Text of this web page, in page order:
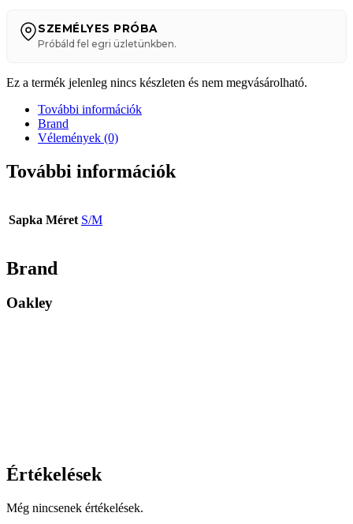
SZEMÉLYES PRÓBA
Próbáld fel egri üzletünkben.
Ez a termék jelenleg nincs készleten és nem megvásárolható.
További információk
Brand
Vélemények (0)
További információk
Sapka Méret S/M
Brand
Oakley
Értékelések
Még nincsenek értékelések.